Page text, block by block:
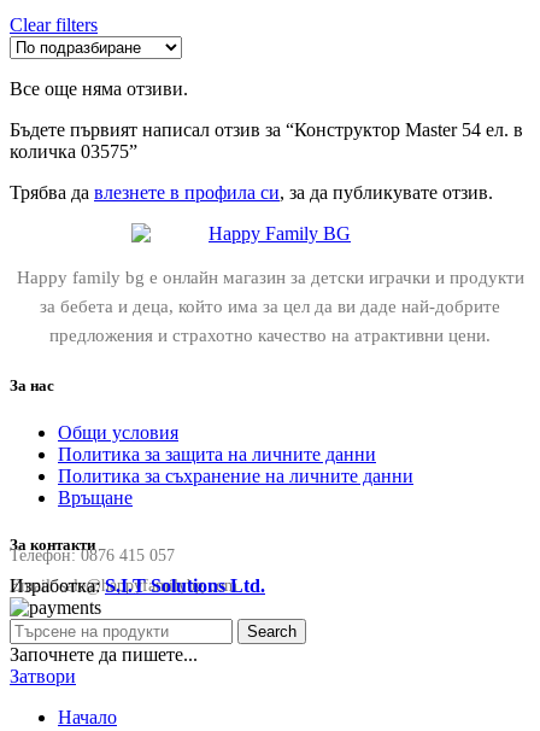
Clear filters
Все още няма отзиви.
Бъдете първият написал отзив за “Конструктор Master 54 ел. в
количка 03575”
Трябва да влезнете в профила си, за да публикувате отзив.
Happy family bg е онлайн магазин за детски играчки и продукти
за бебета и деца, който има за цел да ви даде най-добрите
предложения и страхотно качество на атрактивни цени.
За нас
Общи условия
Политика за защита на личните данни
Политика за съхранение на личните данни
Връщане
За контакти
Телефон:0876 415 057
Email:sale@happyfamilybg.com
Изработка:S.I.T Solutions Ltd.
Search
Започнете да пишете...
Затвори
Начало